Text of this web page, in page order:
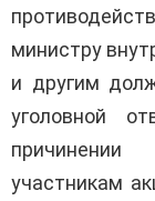
министру
и другим
уголовной
участникам